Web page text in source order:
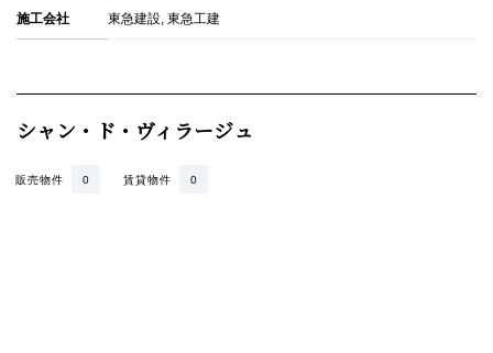
施工会社 東急建設, 東急工建
シャン・ド・ヴィラージュ
賃貸物件 0
販売物件 0